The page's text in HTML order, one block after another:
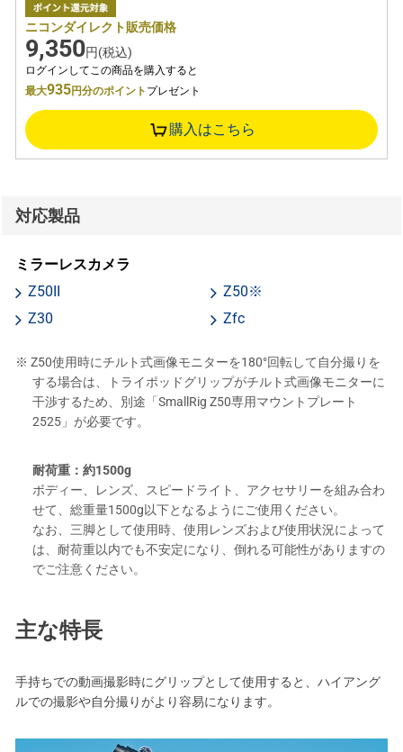
ニコンダイレクト販売価格
9,350円(税込)
ログインしてこの商品を購入すると
最大935円分のポイント プレゼント
購入はこちら
対応製品
ミラーレスカメラ
Z50II
Z50※
Z30
Zfc
※ Z50使用時にチルト式画像モニターを180°回転して自分撮りを
する場合は、トライポッドグリップがチルト式画像モニターに
干渉するため、別途「SmallRig Z50専用マウントプレート
2525」が必要です。
耐荷重：約1500g
ボディー、レンズ、スピードライト、アクセサリーを組み合わ
せて、総重量1500g以下となるようにご使用ください。
なお、三脚として使用時、使用レンズおよび使用状況によって
は、耐荷重以内でも不安定になり、倒れる可能性がありますの
でご注意ください。
主な特長
手持ちでの動画撮影時にグリップとして使用すると、ハイアング
ルでの撮影や自分撮りがより容易になります。